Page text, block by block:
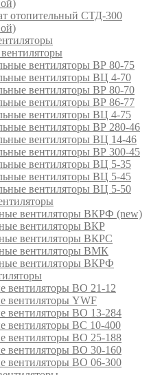
отопительный СТД-300
вентиляторы ВР 80-75
вентиляторы ВЦ 4-70
вентиляторы ВР 80-70
вентиляторы ВР 86-77
вентиляторы ВЦ 4-75
вентиляторы ВР 280-46
вентиляторы ВЦ 14-46
вентиляторы ВР 300-45
вентиляторы ВЦ 5-35
вентиляторы ВЦ 5-45
вентиляторы ВЦ 5-50
вентиляторы ВКРФ (new)
вентиляторы ВКР
вентиляторы ВКРС
вентиляторы ВМК
вентиляторы ВКРФ
вентиляторы ВО 21-12
вентиляторы YWF
вентиляторы ВО 13-284
вентиляторы ВС 10-400
вентиляторы ВО 25-188
вентиляторы ВО 30-160
вентиляторы ВО 06-300